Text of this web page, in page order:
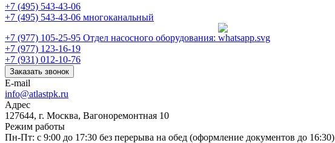
+7 (495) 543-43-06
+7 (495) 543-43-06 многоканальный
+7 (977) 105-25-95 Отдел насосного оборудования:
+7 (977) 123-16-19
+7 (931) 012-10-76
Заказать звонок
E-mail
info@atlastpk.ru
Адрес
127644, г. Москва, Вагоноремонтная 10
Режим работы
Пн-Пт: с 9:00 до 17:30 без перерыва на обед (оформление документов до 16:30)